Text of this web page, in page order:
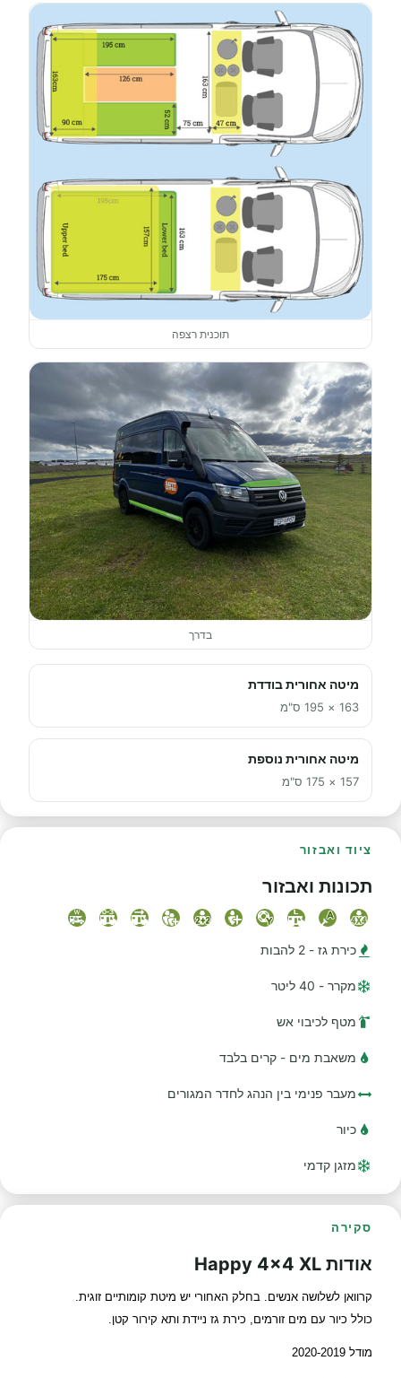
תוכנית רצפה
בדרך
מיטה אחורית בודדת
163 × 195 ס"מ
מיטה אחורית נוספת
157 × 175 ס"מ
ציוד ואבזור
תכונות ואבזור
כירת גז - 2 להבות
מקרר - 40 ליטר
מטף לכיבוי אש
משאבת מים - קרים בלבד
מעבר פנימי בין הנהג לחדר המגורים
כיור
מזגן קדמי
סקירה
אודות Happy 4x4 XL
קרוואן לשלושה אנשים. בחלק האחורי יש מיטת קומותיים זוגית.
כולל כיור עם מים זורמים, כירת גז ניידת ותא קירור קטן.
מודל 2020-2019